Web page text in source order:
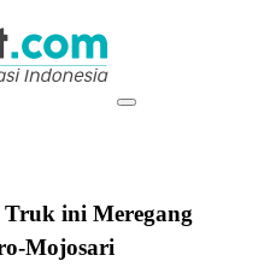
ini Meregang
Mojosari